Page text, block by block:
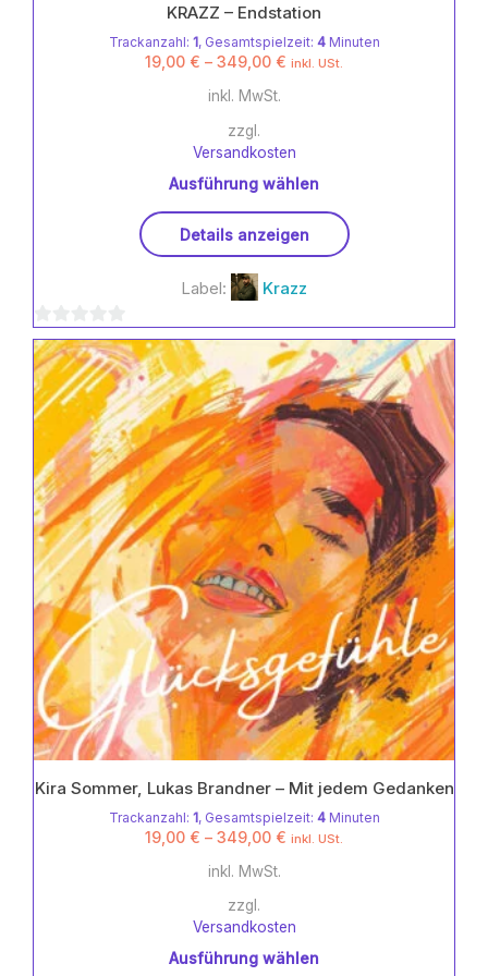
KRAZZ – Endstation
Trackanzahl: 1, Gesamtspielzeit: 4Minuten
19,00 € – 349,00 € inkl. USt.
inkl. MwSt.
zzgl.
Versandkosten
Ausführung wählen
Produkt
weist
mehrere
auf.
Die
Optionen
können
auf
der
Produktseite
gewählt
werden
Details anzeigen
Label: Krazz
0
von
5
Kira Sommer, Lukas Brandner – Mit jedem Gedanken
Trackanzahl: 1, Gesamtspielzeit: 4Minuten
19,00 € – 349,00 € inkl. USt.
inkl. MwSt.
zzgl.
Versandkosten
Ausführung wählen